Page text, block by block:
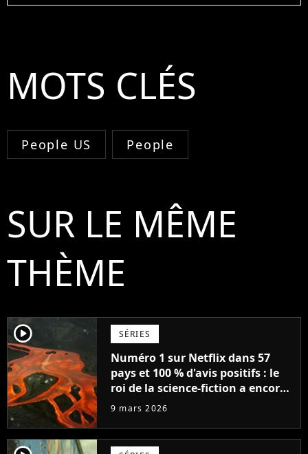
MOTS CLÉS
People US People
SUR LE MÊME
THÈME
player2 SÉRIES
Numéro 1 sur Netflix dans 57
pays et 100 % d'avis positifs : le
roi de la science-fiction a encore
frappé
9 mars 2026